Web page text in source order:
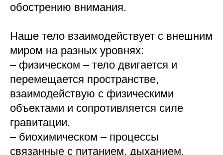
обострению внимания.
Наше тело взаимодействует с внешним
миром на разных уровнях:
– физическом – тело двигается и
перемещается пространстве,
взаимодействую с физическими
объектами и сопротивляется силе
гравитации.
– биохимическом – процессы
связанные с питанием, дыханием,